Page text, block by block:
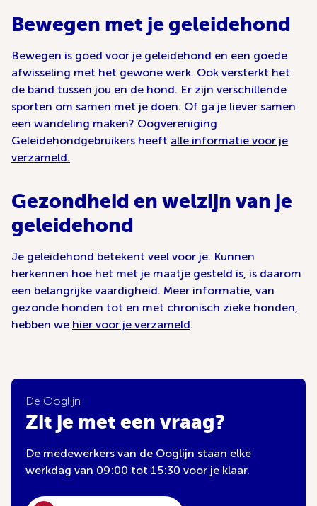
Bewegen met je geleidehond
Bewegen is goed voor je geleidehond en een goede
afwisseling met het gewone werk. Ook versterkt het
de band tussen jou en de hond. Er zijn verschillende
sporten om samen met je doen. Of ga je liever samen
een wandeling maken? Oogvereniging
Geleidehondgebruikers heeft alle informatie voor je
verzameld.
Gezondheid en welzijn van je
geleidehond
Je geleidehond betekent veel voor je. Kunnen
herkennen hoe het met je maatje gesteld is, is daarom
een belangrijke vaardigheid. Meer informatie, van
gezonde honden tot en met chronisch zieke honden,
hebben we hier voor je verzameld.
De Ooglijn
Zit je met een vraag?
De medewerkers van de Ooglijn staan elke
werkdag van 09:00 tot 15:30 voor je klaar.